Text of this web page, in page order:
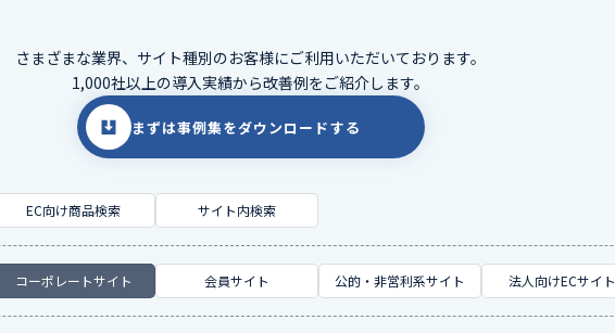
さまざまな業界、サイト種別のお客様にご利用いただいております。
1,000社以上の導入実績から改善例をご紹介します。
まずは事例集をダウンロードする
EC向け商品検索 サイト内検索
コーポレートサイト 会員サイト 公的・非営利系サイト 法人向けECサイト